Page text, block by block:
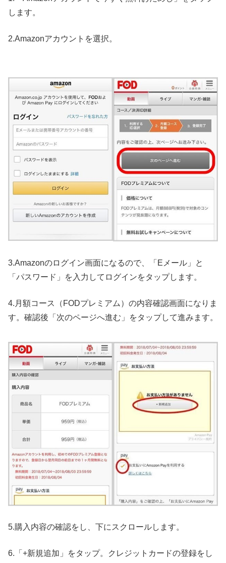
します。
2.Amazonアカウントを選択。
3.Amazonのログイン画面になるので、「Eメール」と
「パスワード」を入力してログインをタップします。
4.月額コース（FODプレミアム）の内容確認画面になりま
す。確認後「次のページへ進む」をタップして進みます。
5.購入内容の確認をし、下にスクロールします。
6.「+新規追加」をタップ。クレジットカードの登録をし